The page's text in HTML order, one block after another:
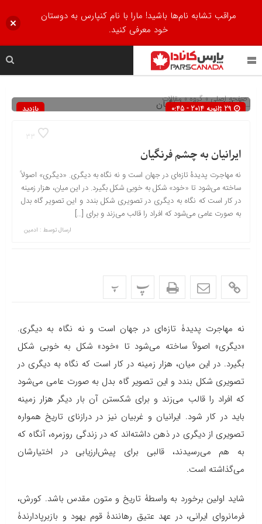
صفحه اصلی» گروه »مقالات
29 ژانویه 2014 - 0:45
بازدید
33
ایرانیان به چشم فرنگیان
نه مهاجرت پدیدۀ تازه‌ای در جهان است و نه نگاه به دیگری. «دیگری» اصولاً
ساخته می‌شود تا «خود» شکل به خوبی شکل بگیرد. در این میان، هزار زمینه
در کار است که نگاه به دیگری در تصویری شکل بندد و این تصویر گاه بدل
به صورت عامی می‌شود که افراد را قالب می‌زند و برای […]
ارسال توسط : ادمین
پ پ
نه مهاجرت پدیدۀ تازه‌ای در جهان است و نه نگاه به دیگری.
«دیگری» اصولاً ساخته می‌شود تا «خود» شکل به خوبی شکل
بگیرد. در این میان، هزار زمینه در کار است که نگاه به دیگری در
تصویری شکل بندد و این تصویر گاه بدل به صورت عامی می‌شود
که افراد را قالب می‌زند و برای شکستن آن بار دیگر هزار زمینه
باید در کار شود. ایرانیان و غربیان نیز در درازنای تاریخ همواره
تصویری از دیگری در ذهن داشته‌اند که در زندگی روزمره، آنگاه که
به هم می‌رسیدند، قالبی برای پیش‌ارزیابی در اختیارشان
می‌گذاشته است.
شاید اولین برخورد به واسطۀ تاریخ و متون مقدس باشد. کورش،
فرمانروای ایرانی، در عهد عتیق رهانندۀ قوم یهود و بازبرپادارندۀ
مراقب تشابه نام‌ها باشید! مارا با نام کنپارس به دوستان
خود معرفی کنید.